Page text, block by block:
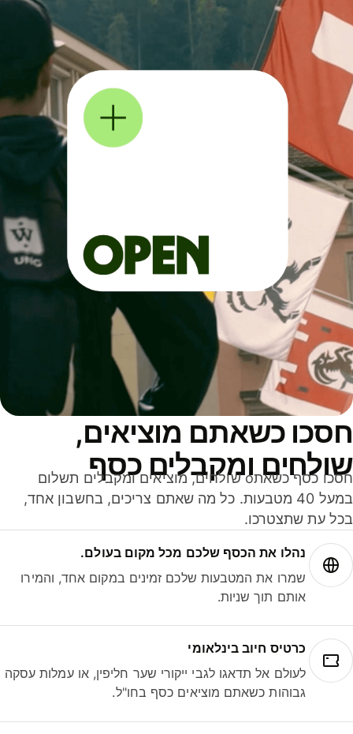
כשאתם מוציאים,
ומקבלים כסף
חסכו כסף כשאתo שולחים, מוציאים ומקבלים תשלום
במעל 40 מטבעות. כל מה שאתם צריכים, בחשבון אחד,
עת שתצטרכו.
נהלו את הכסף שלכם מכל מקום בעולם.
שמרו את המטבעות שלכם זמינים במקום אחד, והמירו
אותם תוך שניות.
כרטיס חיוב בינלאומי
לעולם אל תדאגו לגבי ייקורי שער חליפין, או עמלות עסקה
גבוהות כשאתם מוציאים כסף בחו"ל.